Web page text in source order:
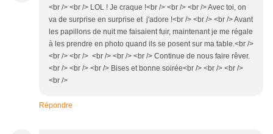
<br /> <br /> LOL ! Je craque !<br /> <br /> <br /> Avec toi, on
va de surprise en surprise et j'adore !<br /> <br /> <br /> Avant
les papillons de nuit me faisaient fuir, maintenant je me régale
à les prendre en photo quand ils se posent sur ma table.<br />
<br /> <br /> <br /> <br /> <br /> Continue de nous faire rêver.
<br /> <br /> <br /> Bises et bonne soirée<br /> <br /> <br />
<br />
Répondre